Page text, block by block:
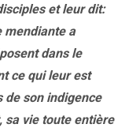
et leur dit:
mendiante a
dans le
ce qui leur est
de son indigence
sa vie toute entière